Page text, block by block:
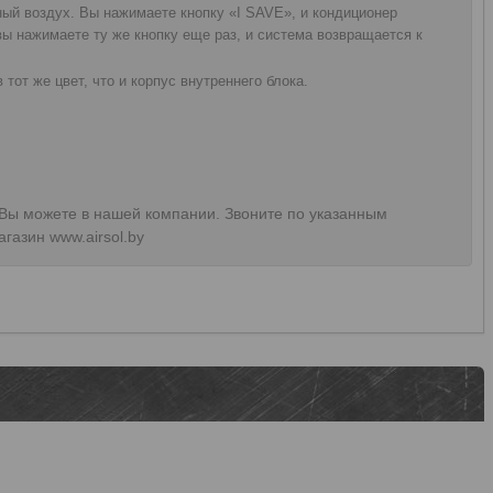
воздух. Вы нажимаете кнопку «I SAVE», и кондиционер
нажимаете ту же кнопку еще раз, и система возвращается к
же цвет, что и корпус внутреннего блока.
можете в нашей компании. Звоните по указанным
www.airsol.by